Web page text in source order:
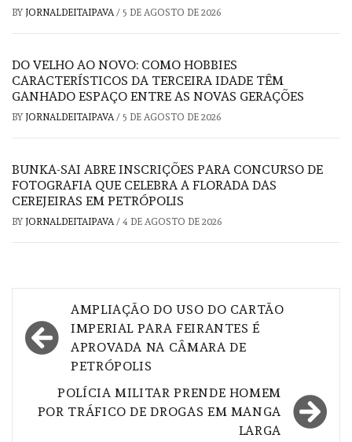
BY JORNALDEITAIPAVA / 5 DE AGOSTO DE 2026
DO VELHO AO NOVO: COMO HOBBIES
CARACTERÍSTICOS DA TERCEIRA IDADE TÊM
GANHADO ESPAÇO ENTRE AS NOVAS GERAÇÕES
BY JORNALDEITAIPAVA / 5 DE AGOSTO DE 2026
BUNKA-SAI ABRE INSCRIÇÕES PARA CONCURSO DE
FOTOGRAFIA QUE CELEBRA A FLORADA DAS
CEREJEIRAS EM PETRÓPOLIS
BY JORNALDEITAIPAVA / 4 DE AGOSTO DE 2026
Navegação
de
Post
AMPLIAÇÃO DO USO DO CARTÃO
IMPERIAL PARA FEIRANTES É
APROVADA NA CÂMARA DE
PETRÓPOLIS
POLÍCIA MILITAR PRENDE HOMEM
POR TRÁFICO DE DROGAS EM MANGA
LARGA